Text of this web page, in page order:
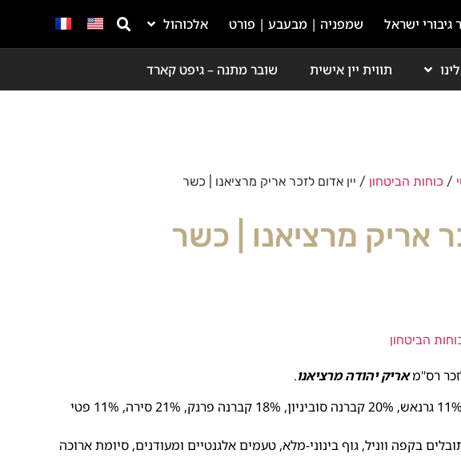
גיבורי ישראל שמפניה | מבעבע | פורט אלכוהול
תווית יין אישית שובר מתנה – גיפט קארד
/ כוחות הביטחון / יין אדום לזכר אריק מרציאנו | כשר
אריק מרציאנו | כשר
הביטחון
רס"מאריק יהודה מרציאנו.
13% מורבדרה, 11% גרנאש, 20% קברנה סוביניון, 18% קברנה פרנק, 21% סירה, 11% פטי
בקפה ווניל, גוף בינוני-מלא, טעמים אלגנטיים ומעודנים, סיומת ארוכה